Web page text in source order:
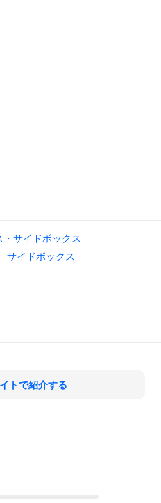
サイドボックス
サイドボックス
トで紹介する